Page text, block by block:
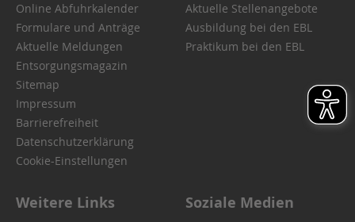
Online Abfuhrkalender
Formulare und Anträge
Aktuelle Meldungen
Entsorgungsmagazin
Sitemap
Impressum
Barrierefreiheit
Datenschutzerklärung
Cookie-Einstellungen
Aktuelle Stellenangebote
Ausbildung bei den EBL
Praktikum bei den EBL
Weitere Links Soziale Medien